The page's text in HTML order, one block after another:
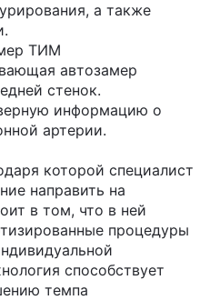
а также
ТИМ
автозамер
стенок.
информацию о
артерии.
которой специалист
направить на
в том, что в ней
процедуры
способствует
темпа